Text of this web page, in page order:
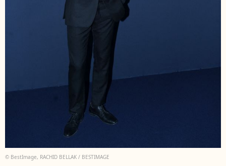
© BestImage, RACHID BELLAK / BESTIMAGE